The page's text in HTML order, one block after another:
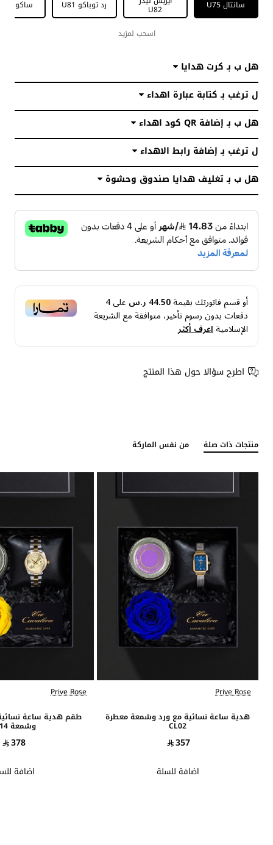
سانتال U75 U82 رد توباكو U81 ساكورا U74
اسحب لمزيد
هل ب بـ كرت هدايا
ل ترغب بـ كتابة عبارة اهداء
هل ب بـ إضافة QR كود اهداء
ل ترغب بـ إضافة رابط الاهداء
هل ب بـ تغليف هدايا صندوق وحشوة
أو قسم فاتورتك بقيمة44.50 ر.س على4
دفعات بدون رسوم تأخير، متوافقة مع الشريعة
الإسلاميةاعرف أكثر
اطرح سؤالا حول هذا المنتج
منتجات ذات صلة من نفس الماركة
Prive Rose
هدية ساعة نسائية مع ورد وشمعة معطرة
CL02
357
اضافة للسلة
Prive Rose
طقم هدية ساعة
وشمعة CL14
378
اضافة